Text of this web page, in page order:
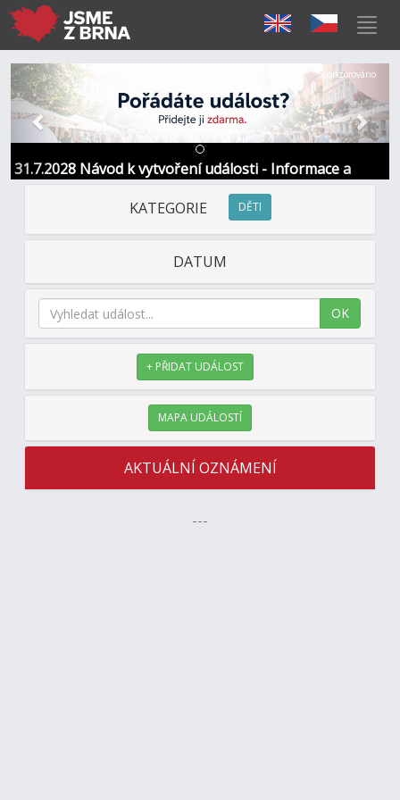
31.7.2028 Návod k vytvoření události - Informace a
kontakt
Předchozí Další
Sponzorováno
KATEGORIE DĚTI
DATUM
OK
+ PŘIDAT UDÁLOST
MAPA UDÁLOSTÍ
AKTUÁLNÍ OZNÁMENÍ
---